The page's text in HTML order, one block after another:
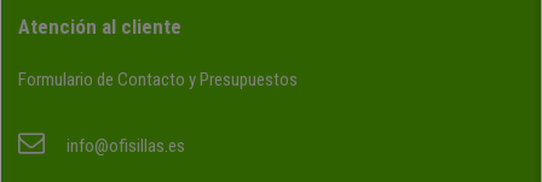
Atención al cliente
Formulario de Contacto y Presupuestos
info@ofisillas.es